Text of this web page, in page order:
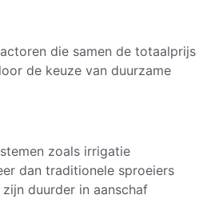
die samen de totaalprijs
de keuze van duurzame
zoals irrigatie
dan traditionele sproeiers
duurder in aanschaf